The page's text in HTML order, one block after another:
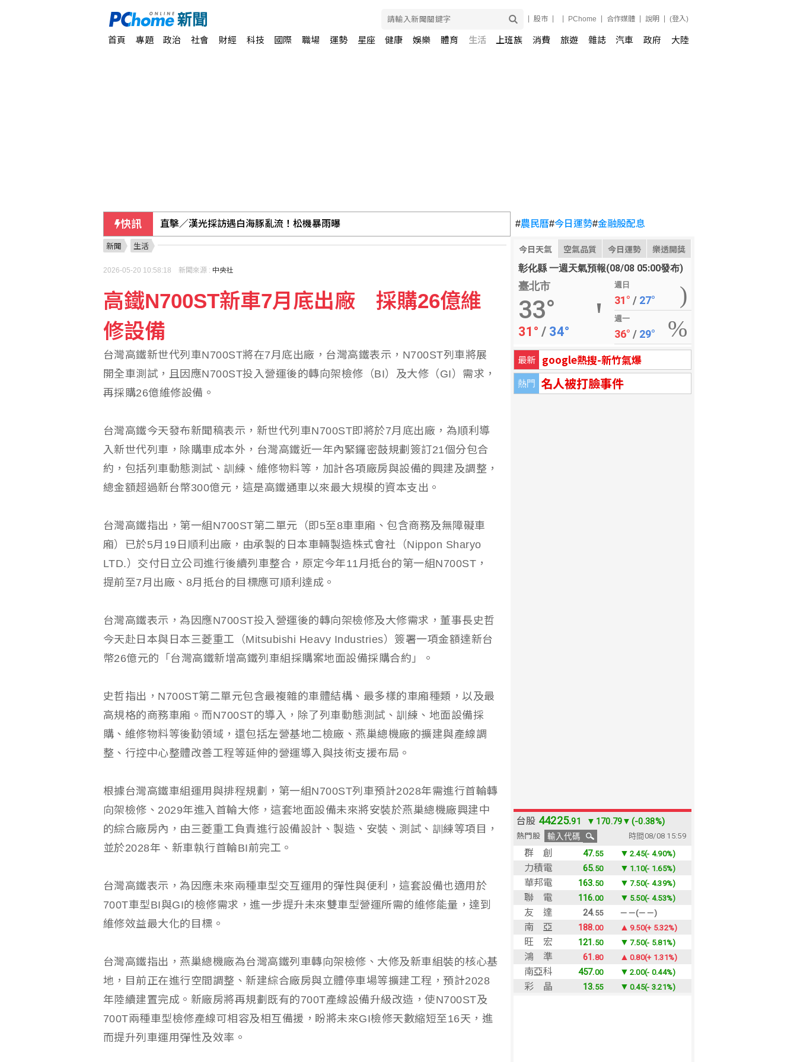
股市 PChome 合作媒體 說明 (登入)
首頁 專題 政治 社會 財經 科技 國際 職場 運勢 星座 健康 娛樂 體育 生活 上班族 消費 旅遊 雜誌 汽車 政府 大陸
快訊 直擊／漢光採訪遇白海豚亂流！松機暴雨曝
中國雲南民眾火把節發生意外 16人燒傷
奧運銅牌宋玉麒體驗虛擬跆拳道 看好成未來趨勢
#農民曆#今日運勢#金融股配息
今日天氣 空氣品質 今日運勢 樂透開獎
彰化縣 一週天氣預報(08/08 05:00發布)
臺北市
33°
31° / 34°
週日
31° / 27°
週一
36° / 29°
最新 google熱搜-新竹氣爆
熱門 名人被打臉事件
新聞 生活
2026-05-20 10:58:18 新聞來源 : 中央社
高鐵N700ST新車7月底出廠 採購26億維
修設備
台灣高鐵新世代列車N700ST將在7月底出廠，台灣高鐵表示，N700ST列車將展
開全車測試，且因應N700ST投入營運後的轉向架檢修（BI）及大修（GI）需求，
再採購26億維修設備。
台灣高鐵今天發布新聞稿表示，新世代列車N700ST即將於7月底出廠，為順利導
入新世代列車，除購車成本外，台灣高鐵近一年內緊鑼密鼓規劃簽訂21個分包合
約，包括列車動態測試、訓練、維修物料等，加計各項廠房與設備的興建及調整，
總金額超過新台幣300億元，這是高鐵通車以來最大規模的資本支出。
台灣高鐵指出，第一組N700ST第二單元（即5至8車車廂、包含商務及無障礙車
廂）已於5月19日順利出廠，由承製的日本車輛製造株式會社（Nippon Sharyo
LTD.）交付日立公司進行後續列車整合，原定今年11月抵台的第一組N700ST，
提前至7月出廠、8月抵台的目標應可順利達成。
台灣高鐵表示，為因應N700ST投入營運後的轉向架檢修及大修需求，董事長史哲
今天赴日本與日本三菱重工（Mitsubishi Heavy Industries）簽署一項金額達新台
幣26億元的「台灣高鐵新增高鐵列車組採購案地面設備採購合約」。
史哲指出，N700ST第二單元包含最複雜的車體結構、最多樣的車廂種類，以及最
高規格的商務車廂。而N700ST的導入，除了列車動態測試、訓練、地面設備採
購、維修物料等後勤領域，還包括左營基地二檢廠、燕巢總機廠的擴建與產線調
整、行控中心整體改善工程等延伸的營運導入與技術支援布局。
根據台灣高鐵車組運用與排程規劃，第一組N700ST列車預計2028年需進行首輪轉
向架檢修、2029年進入首輪大修，這套地面設備未來將安裝於燕巢總機廠興建中
的綜合廠房內，由三菱重工負責進行設備設計、製造、安裝、測試、訓練等項目，
並於2028年、新車執行首輪BI前完工。
台灣高鐵表示，為因應未來兩種車型交互運用的彈性與便利，這套設備也適用於
700T車型BI與GI的檢修需求，進一步提升未來雙車型營運所需的維修能量，達到
維修效益最大化的目標。
台灣高鐵指出，燕巢總機廠為台灣高鐵列車轉向架檢修、大修及新車組裝的核心基
地，目前正在進行空間調整、新建綜合廠房與立體停車場等擴建工程，預計2028
年陸續建置完成。新廠房將再規劃既有的700T產線設備升級改造，使N700ST及
700T兩種車型檢修產線可相容及相互備援，盼將未來GI檢修天數縮短至16天，進
而提升列車運用彈性及效率。